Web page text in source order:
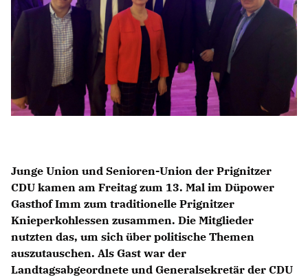
Junge Union und Senioren-Union der Prignitzer
CDU kamen am Freitag zum 13. Mal im Düpower
Gasthof Imm zum traditionelle Prignitzer
Knieperkohlessen zusammen. Die Mitglieder
nutzten das, um sich über politische Themen
auszutauschen. Als Gast war der
Landtagsabgeordnete und Generalsekretär der CDU